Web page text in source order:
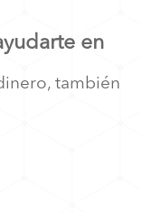
en
también